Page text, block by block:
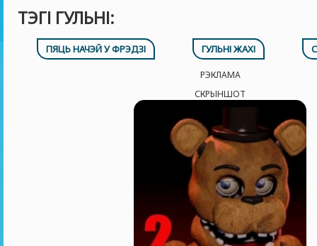
ТЭГІ ГУЛЬНІ:
ПЯЦЬ НАЧЭЙ У ФРЭДЗІ ГУЛЬНІ ЖАХІ
РЭКЛАМА
СКРЫНШОТ